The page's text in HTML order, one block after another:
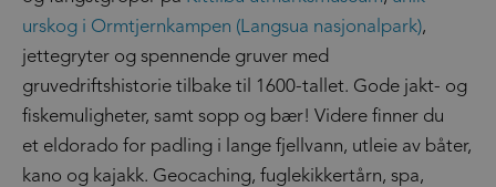
urskog i Ormtjernkampen (Langsua nasjonalpark),
jettegryter og spennende gruver med
gruvedriftshistorie tilbake til 1600-tallet. Gode jakt- og
fiskemuligheter, samt sopp og bær! Videre finner du
et eldorado for padling i lange fjellvann, utleie av båter,
kano og kajakk. Geocaching, fuglekikkertårn, spa,